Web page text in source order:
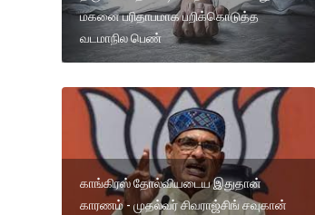
மகனை பரிதாபமாக பறிக்கொடுத்த
வடமாநில பெண்
காங்கிரஸ் தோல்வியடைய இதுதான்
காரணம் - முதல்வர் சிவராஜ்சிங் சவுகான்